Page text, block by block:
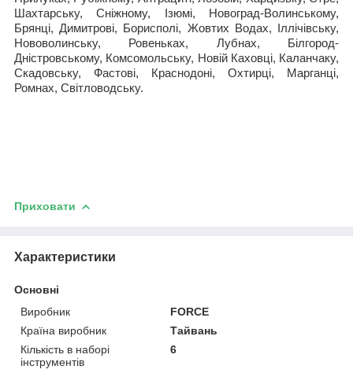
Шахтарську, Сніжному, Ізюмі, Новоград-Волинському,
Брянці, Димитрові, Борисполі, Жовтих Водах, Іллічівську,
Нововолинську, Ровеньках, Лубнах, Білгород-
Дністровському, Комсомольську, Новій Каховці, Каланчаку,
Скадовську, Фастові, Краснодоні, Охтирці, Марганці,
Ромнах, Світловодську.
Приховати
Характеристики
Основні
Виробник
FORCE
Країна виробник
Тайвань
Кількість в наборі
інструментів
6